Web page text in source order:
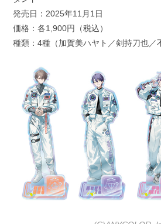
発売日：2025年11月1日
価格：各1,900円（税込）
種類：4種（加賀美ハヤト／剣持刀也／